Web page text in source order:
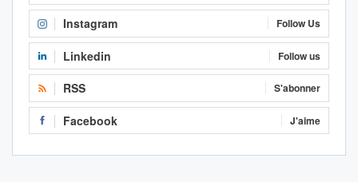
Instagram Follow Us
Linkedin Follow us
RSS S'abonner
Facebook J'aime